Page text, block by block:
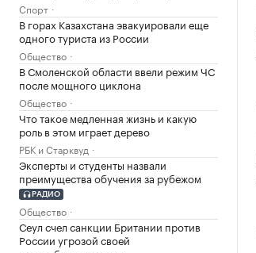
Спорт
В горах Казахстана эвакуировали еще
одного туриста из России
Общество
В Смоленской области ввели режим ЧС
после мощного циклона
Общество
Что такое медленная жизнь и какую
роль в этом играет дерево
РБК и Старквуд
Эксперты и студенты назвали
преимущества обучения за рубежом
РАДИО
Общество
Сеул счел санкции Британии против
России угрозой своей